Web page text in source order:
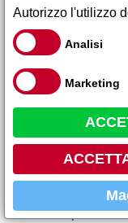
2. Il prezzo per
3. Per i prodotti
4. La pubblicità in
l'indicazione del
indicato il prezzo
Autorizzo l'utilizzo
Analisi
Marketing